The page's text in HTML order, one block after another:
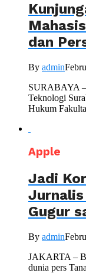
dan
By admin
SURABAYA
Teknologi
Hukum
Apple
Jadi
Jurnalis
Gugur
By admin
JAKARTA –
dunia pers